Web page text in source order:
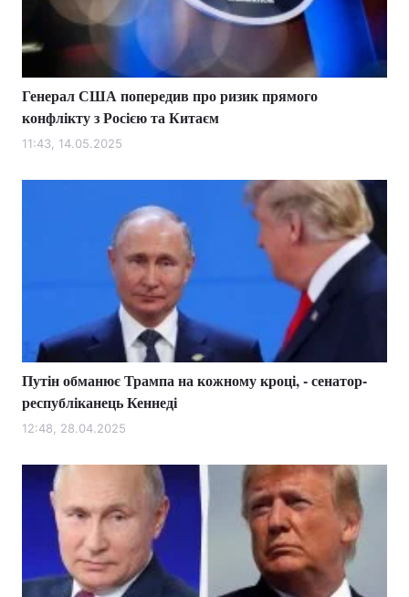
Генерал США попередив про ризик прямого
конфлікту з Росією та Китаєм
11:43, 14.05.2025
Путін обманює Трампа на кожному кроці, - сенатор-
республіканець Кеннеді
12:48, 28.04.2025